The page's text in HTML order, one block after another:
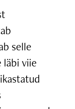
selle
läbi viie